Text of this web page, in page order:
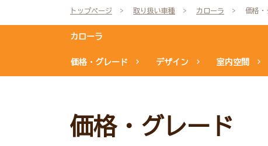
トップページ 取り扱い車種 カローラ 価格・
カローラ
価格・グレード デザイン 室内空間
価格・グレード